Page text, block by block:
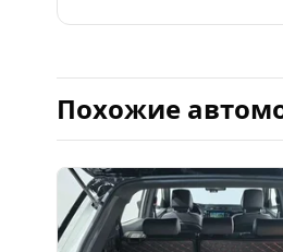
Похожие